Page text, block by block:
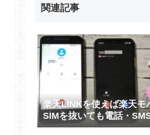
関連記事
楽天LINKを使えば楽天モ
SIMを抜いても電話・
だった(過去形)